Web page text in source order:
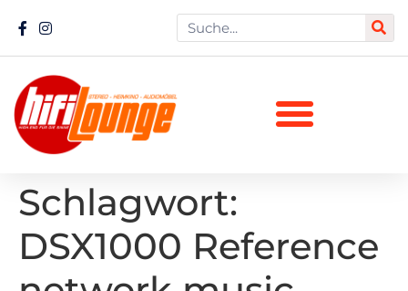
Schlagwort:
DSX1000 Reference